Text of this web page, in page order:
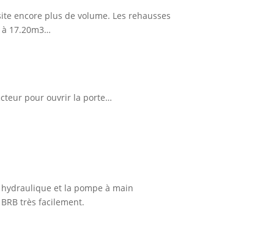
encore plus de volume. Les rehausses
17.20m3…
pour ouvrir la porte…
et la pompe à main
très facilement.